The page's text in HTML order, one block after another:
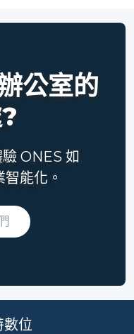
公室的
ONES 如
能化。
數位